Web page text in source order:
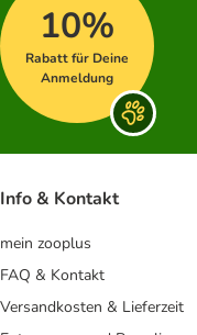
10%
Rabatt für Deine
Anmeldung
Info & Kontakt
mein zooplus
FAQ & Kontakt
Versandkosten & Lieferzeit